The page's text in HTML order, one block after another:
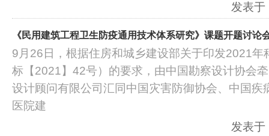
发表
《民用建筑工程卫生防疫通用技术体系研究》课题开题讨论
9月26日，根据住房和城乡建设部关于印发2021年
标【2021】42号）的要求，由中国勘察设计协会
设计顾问有限公司汇同中国灾害防御协会、中国疾
医院建
发表